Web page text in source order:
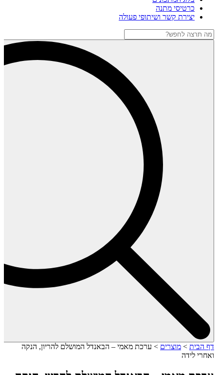
כרטיסי מתנה
יצירת קשר ושיתופי פעולה
דף הבית > מוצרים > ערכת מאמי – הבאנדל המושלם להריון, הנקה
ואחרי לידה